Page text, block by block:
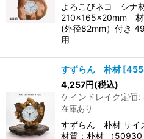
よろこびネコ シナ
210×165×20mm 材
(外径82mm）付き
用
すずらん 朴材 [
4,257円(税込)
ケインドレイク定価:
在庫あり
すずらん 朴材 サイ
材質：朴材 （50930